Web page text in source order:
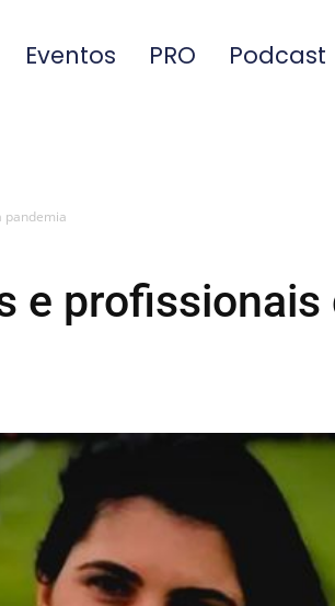
Eventos PRO Podcast
pandemia
e profissionais